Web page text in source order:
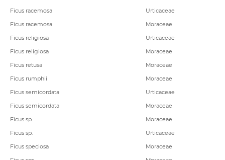
Ficus racemosa
Urticaceae
Ficus racemosa
Moraceae
Ficus religiosa
Urticaceae
Ficus religiosa
Moraceae
Ficus retusa
Moraceae
Ficus rumphii
Moraceae
Ficus semicordata
Urticaceae
Ficus semicordata
Moraceae
Ficus sp.
Moraceae
Ficus sp.
Urticaceae
Ficus speciosa
Moraceae